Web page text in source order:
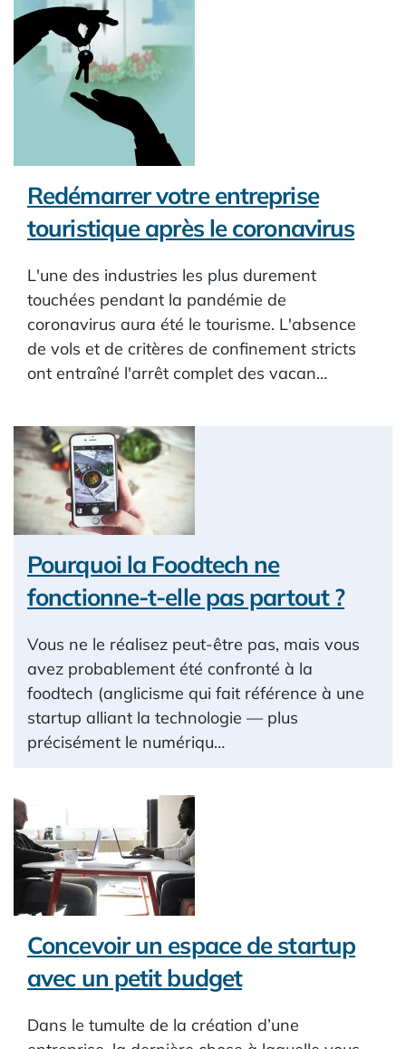
Redémarrer votre entreprise
touristique après le coronavirus
L'une des industries les plus durement
touchées pendant la pandémie de
coronavirus aura été le tourisme. L'absence
de vols et de critères de confinement stricts
ont entraîné l'arrêt complet des vacan…
Pourquoi la Foodtech ne
fonctionne-t-elle pas partout ?
Vous ne le réalisez peut-être pas, mais vous
avez probablement été confronté à la
foodtech (anglicisme qui fait référence à une
startup alliant la technologie — plus
précisément le numériqu…
Concevoir un espace de startup
avec un petit budget
Dans le tumulte de la création d’une